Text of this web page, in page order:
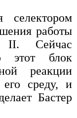
селектором
работы
II. Сейчас
этот блок
реакции
среду, и
Бастер